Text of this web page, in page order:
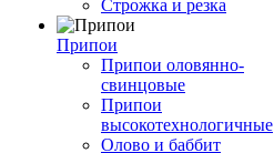
Строжка и резка
Припои
Припои оловянно-
свинцовые
Припои
высокотехнологичные
Олово и баббит